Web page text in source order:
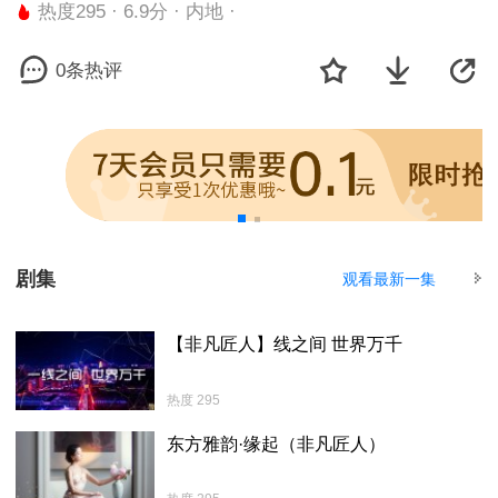
热度295 · 6.9分 · 内地 ·
0条热评
剧集 观看最新一集
【非凡匠人】线之间 世界万千
热度 295
东方雅韵·缘起（非凡匠人）